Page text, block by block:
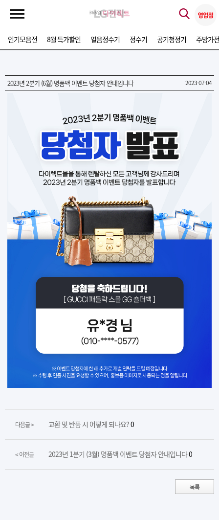
인기모음전 8월 특가할인 얼음정수기 정수기 공기청정기 주방가전
2023년 2분기 (6월) 명품백 이벤트 당첨자 안내입니다 2023-07-04
다음글 > 교환 및 반품 시 어떻게 되나요?0
< 이전글 2023년 1분기 (3월) 명품백 이벤트 당첨자 안내입니다0
목록